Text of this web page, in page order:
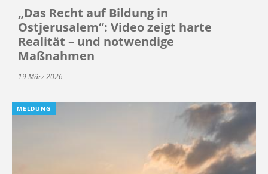
„Das Recht auf Bildung in
Ostjerusalem“: Video zeigt harte
Realität – und notwendige
Maßnahmen
19 März 2026
MELDUNG